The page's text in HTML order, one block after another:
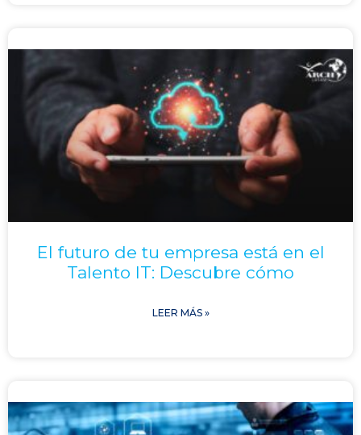
El futuro de tu empresa está en el
Talento IT: Descubre cómo
LEER MÁS »